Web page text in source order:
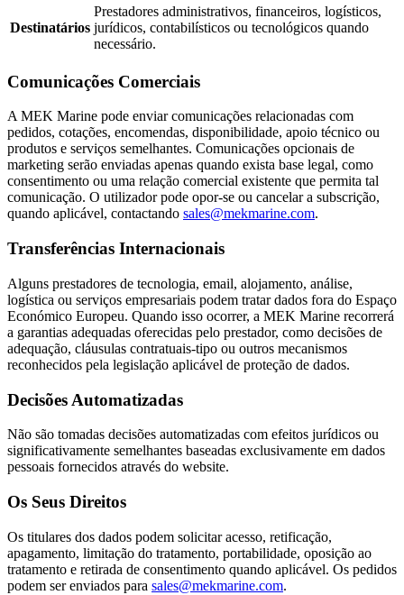
Destinatários
Prestadores administrativos, financeiros, logísticos,
jurídicos, contabilísticos ou tecnológicos quando
necessário.
Comunicações Comerciais
A MEK Marine pode enviar comunicações relacionadas com
pedidos, cotações, encomendas, disponibilidade, apoio técnico ou
produtos e serviços semelhantes. Comunicações opcionais de
marketing serão enviadas apenas quando exista base legal, como
consentimento ou uma relação comercial existente que permita tal
comunicação. O utilizador pode opor-se ou cancelar a subscrição,
quando aplicável, contactando sales@mekmarine.com.
Transferências Internacionais
Alguns prestadores de tecnologia, email, alojamento, análise,
logística ou serviços empresariais podem tratar dados fora do Espaço
Económico Europeu. Quando isso ocorrer, a MEK Marine recorrerá
a garantias adequadas oferecidas pelo prestador, como decisões de
adequação, cláusulas contratuais-tipo ou outros mecanismos
reconhecidos pela legislação aplicável de proteção de dados.
Decisões Automatizadas
Não são tomadas decisões automatizadas com efeitos jurídicos ou
significativamente semelhantes baseadas exclusivamente em dados
pessoais fornecidos através do website.
Os Seus Direitos
Os titulares dos dados podem solicitar acesso, retificação,
apagamento, limitação do tratamento, portabilidade, oposição ao
tratamento e retirada de consentimento quando aplicável. Os pedidos
podem ser enviados para sales@mekmarine.com.